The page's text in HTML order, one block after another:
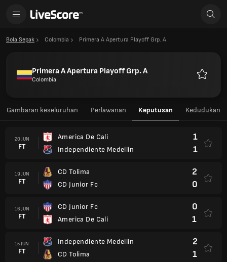
Bola Sepak Colombia Primera A Apertura Playoff Grp. A
Primera A Apertura Playoff Grp. A
Colombia
Gambaran keseluruhan Perlawanan Keputusan Kedudukan
20 JUN
FT
America De Cali
Independiente Medellin
1
1
19 JUN
FT
CD Tolima
CD Junior Fc
2
0
16 JUN
FT
CD Junior Fc
America De Cali
0
1
15 JUN
FT
Independiente Medellin
CD Tolima
2
1